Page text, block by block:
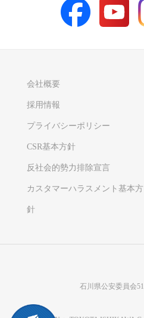
会社概要
採用情報
プライバシーポリシー
CSR基本方針
反社会的勢力排除宣言
カスタマーハラスメント基本方
針
石川県公安委員会